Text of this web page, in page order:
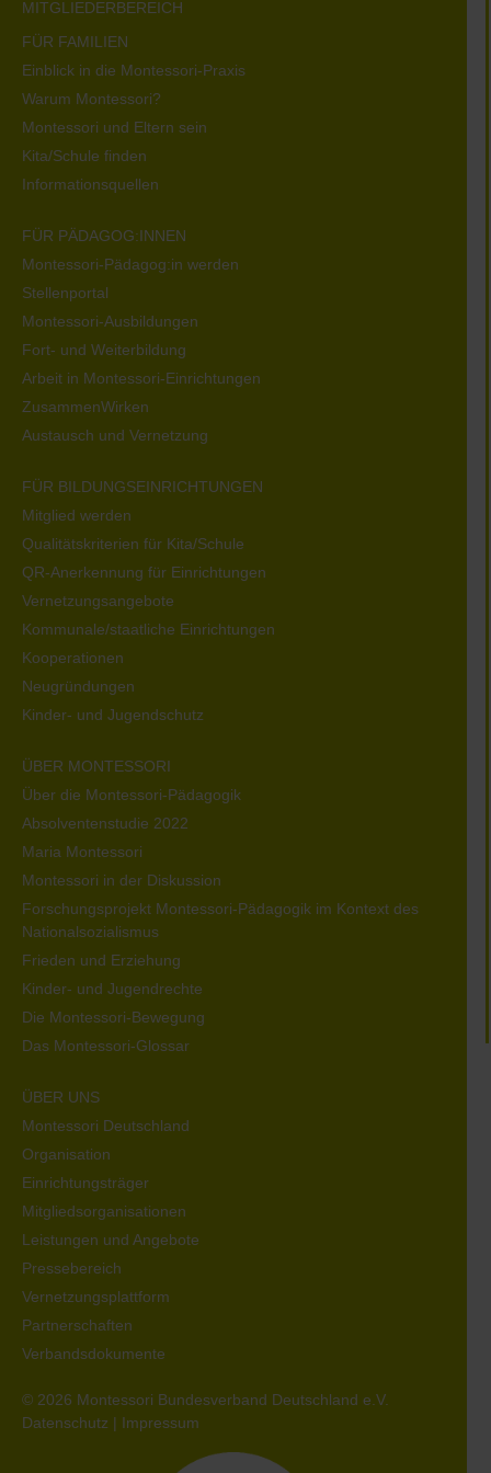
MITGLIEDERBEREICH
FÜR FAMILIEN
Einblick in die Montessori-Praxis
Warum Montessori?
Montessori und Eltern sein
Kita/Schule finden
Informationsquellen
FÜR PÄDAGOG:INNEN
Montessori-Pädagog:in werden
Stellenportal
Montessori-Ausbildungen
Fort- und Weiterbildung
Arbeit in Montessori-Einrichtungen
ZusammenWirken
Austausch und Vernetzung
FÜR BILDUNGSEINRICHTUNGEN
Mitglied werden
Qualitätskriterien für Kita/Schule
QR-Anerkennung für Einrichtungen
Vernetzungsangebote
Kommunale/staatliche Einrichtungen
Kooperationen
Neugründungen
Kinder- und Jugendschutz
ÜBER MONTESSORI
Über die Montessori-Pädagogik
Absolventenstudie 2022
Maria Montessori
Montessori in der Diskussion
Forschungsprojekt Montessori-Pädagogik im Kontext des
Nationalsozialismus
Frieden und Erziehung
Kinder- und Jugendrechte
Die Montessori-Bewegung
Das Montessori-Glossar
ÜBER UNS
Montessori Deutschland
Organisation
Einrichtungsträger
Mitgliedsorganisationen
Leistungen und Angebote
Pressebereich
Vernetzungsplattform
Partnerschaften
Verbandsdokumente
© 2026 Montessori Bundesverband Deutschland e.V.
Datenschutz | Impressum